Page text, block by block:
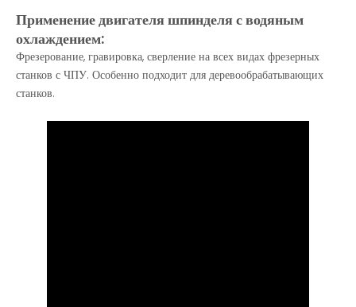
Применение двигателя шпинделя с водяным
охлаждением:
Фрезерование, гравировка, сверление на всех видах фрезерных
станков с ЧПУ. Особенно подходит для деревообрабатывающих
станков.